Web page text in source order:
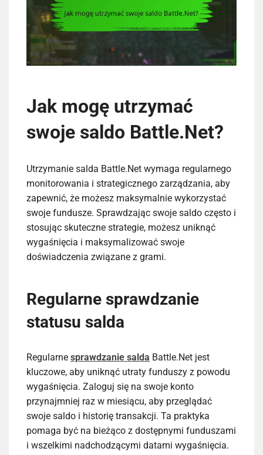
Jak mogę utrzymać
swoje saldo Battle.Net?
Utrzymanie salda Battle.Net wymaga regularnego
monitorowania i strategicznego zarządzania, aby
zapewnić, że możesz maksymalnie wykorzystać
swoje fundusze. Sprawdzając swoje saldo często i
stosując skuteczne strategie, możesz uniknąć
wygaśnięcia i maksymalizować swoje
doświadczenia związane z grami.
Regularne sprawdzanie
statusu salda
Regularne sprawdzanie salda Battle.Net jest
kluczowe, aby uniknąć utraty funduszy z powodu
wygaśnięcia. Zaloguj się na swoje konto
przynajmniej raz w miesiącu, aby przeglądać
swoje saldo i historię transakcji. Ta praktyka
pomaga być na bieżąco z dostępnymi funduszami
i wszelkimi nadchodzącymi datami wygaśnięcia.